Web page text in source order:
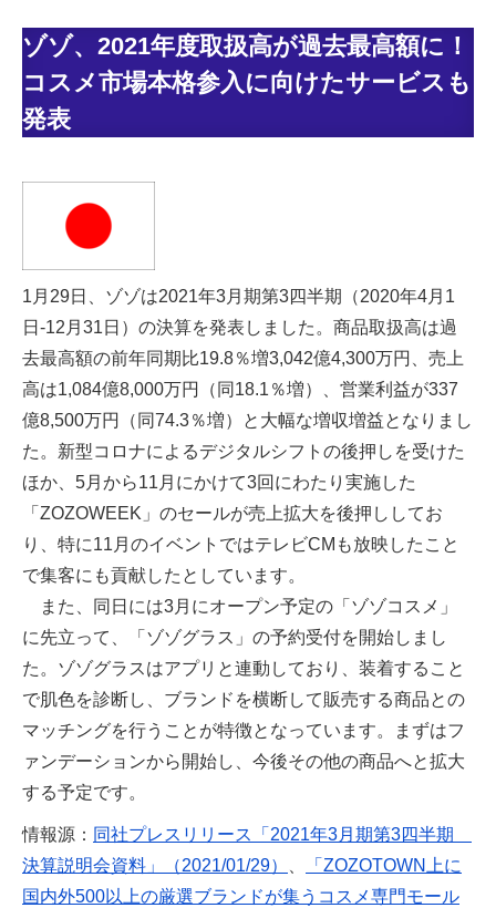
ゾゾ、2021年度取扱高が過去最高額に！
コスメ市場本格参入に向けたサービスも
発表
1月29日、ゾゾは2021年3月期第3四半期（2020年4月1
日-12月31日）の決算を発表しました。商品取扱高は過
去最高額の前年同期比19.8％増3,042億4,300万円、売上
高は1,084億8,000万円（同18.1％増）、営業利益が337
億8,500万円（同74.3％増）と大幅な増収増益となりまし
た。新型コロナによるデジタルシフトの後押しを受けた
ほか、5月から11月にかけて3回にわたり実施した
「ZOZOWEEK」のセールが売上拡大を後押ししてお
り、特に11月のイベントではテレビCMも放映したこと
で集客にも貢献したとしています。
また、同日には3月にオープン予定の「ゾゾコスメ」
に先立って、「ゾゾグラス」の予約受付を開始しまし
た。ゾゾグラスはアプリと連動しており、装着すること
で肌色を診断し、ブランドを横断して販売する商品との
マッチングを行うことが特徴となっています。まずはフ
ァンデーションから開始し、今後その他の商品へと拡大
する予定です。
情報源： 同社プレスリリース「2021年3月期第3四半期
決算説明会資料」（2021/01/29）
「ZOZOTOWN上に
国内外500以上の厳選ブランドが集うコスメ専門モール